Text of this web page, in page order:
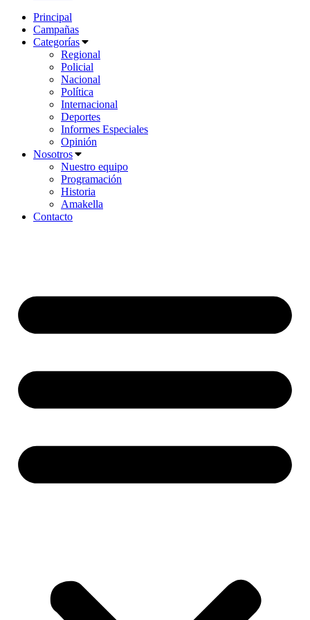
Principal
Campañas
Categorías
Regional
Policial
Nacional
Política
Internacional
Deportes
Informes Especiales
Opinión
Nosotros
Nuestro equipo
Programación
Historia
Amakella
Contacto